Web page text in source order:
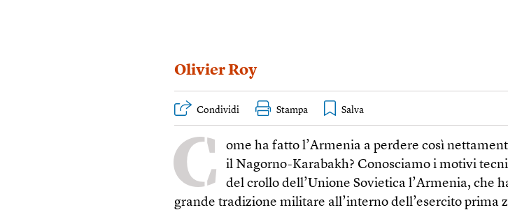
Olivier Roy
Condividi Stampa
C
ome ha fatto l’Armenia a perdere così
il Nagorno-Karabakh? Conosciamo i motivi
del crollo dell’Unione Sovietica l’Armenia, che
grande tradizione militare all’interno dell’esercito prima